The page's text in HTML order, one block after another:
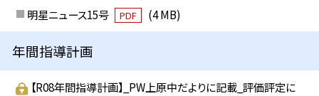
明星ニュース15号
PDF (4 MB)
年間指導計画
【R08年間指導計画】_PW上原中だよりに記載_評価評定に